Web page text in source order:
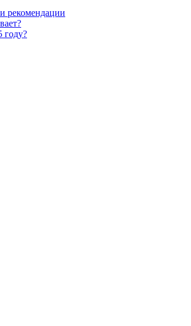
рекомендации
году?